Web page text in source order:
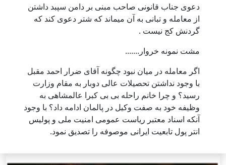
دعوی جناب قانونی صاحب مبنی بر دامن سپبد داشتن
از معامله و تبانی به آن میماند که شتر دعوی کند که
گردنش کج نیست .
مشت نمونه خروار.......
اگر معامله در میان نبود چگونه آقای ضرار احمد مقبل
با وجود نداشتن تحصیلات عالی دوبار به مقام وزارت
رسید؟ و چرا خانم راحله بی بی کبرا عالمشاهی به
وظیفه خود به صفت وکیل در پالمان ادامه داد؟ با وجود
آنکه اسناد معتبر ریاست عمومی امنیت ملی و پولیس
انتر پول تابعیت ایرانی موصوفه را تصدیق نمود.